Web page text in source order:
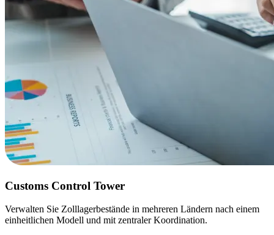
Customs Control Tower
Verwalten Sie Zolllagerbestände in mehreren Ländern nach einem
einheitlichen Modell und mit zentraler Koordination.